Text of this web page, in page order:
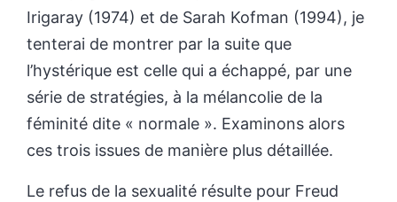
Irigaray (1974) et de Sarah Kofman (1994), je
tenterai de montrer par la suite que
l’hystérique est celle qui a échappé, par une
série de stratégies, à la mélancolie de la
féminité dite « normale ». Examinons alors
ces trois issues de manière plus détaillée.
Le refus de la sexualité résulte pour Freud